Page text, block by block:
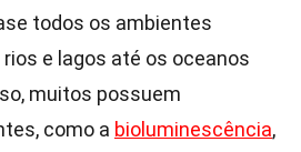
todos os ambientes
e lagos até os oceanos
muitos possuem
como a bioluminescência,